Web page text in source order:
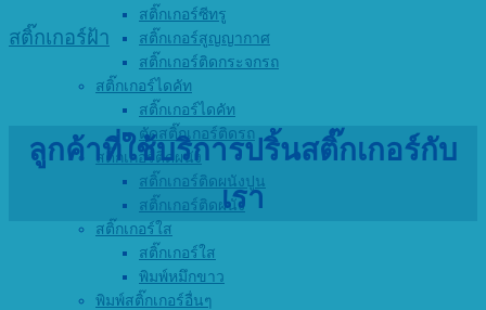
สติ๊กเกอร์ซีทรู
สติ๊กเกอร์สูญญากาศ
สติ๊กเกอร์ติดกระจกรถ
สติ๊กเกอร์ไดคัท
สติ๊กเกอร์ไดคัท
ตัดสติ๊กเกอร์ติดรถ
สติ๊กเกอร์ติดผนัง
สติ๊กเกอร์ติดผนังปูน
สติ๊กเกอร์ติดผนัง
สติ๊กเกอร์ใส
สติ๊กเกอร์ใส
พิมพ์หมึกขาว
พิมพ์สติ๊กเกอร์อื่นๆ
สติ๊กเกอร์ฝ้า
ลูกค้าที่ใช้บริการปริ้นสติ๊กเกอร์กับ
เรา